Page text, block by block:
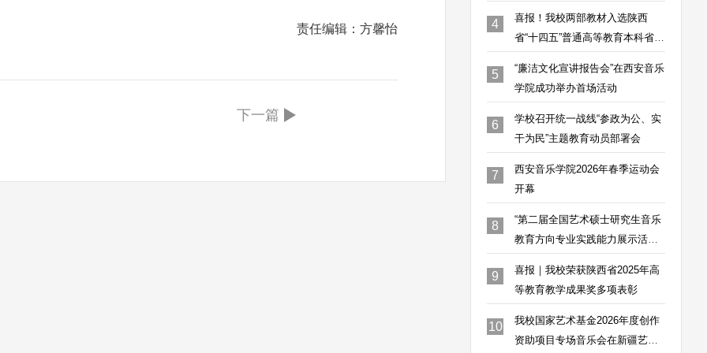
责任编辑： 方馨怡
下一篇
4
喜报！我校两部教材入选陕西
省“十四五”普通高等教育本科省级
5
“廉洁文化宣讲报告会”在西安音乐
学院成功举办首场活动
6
学校召开统一战线“参政为公、实
干为民”主题教育动员部署会
7
西安音乐学院2026年春季运动会
开幕
8
“第二届全国艺术硕士研究生音乐
教育方向专业实践能力展示活
办
9
喜报｜我校荣获陕西省2025年高
等教育教学成果奖多项表彰
10
我校国家艺术基金2026年度创作
资助项目专场音乐会在新疆艺术